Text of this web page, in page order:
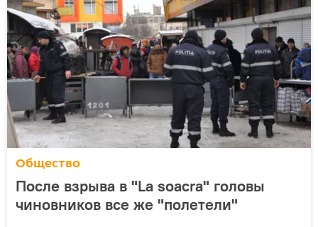
Общество
После взрыва в "La soacra" головы
чиновников все же "полетели"